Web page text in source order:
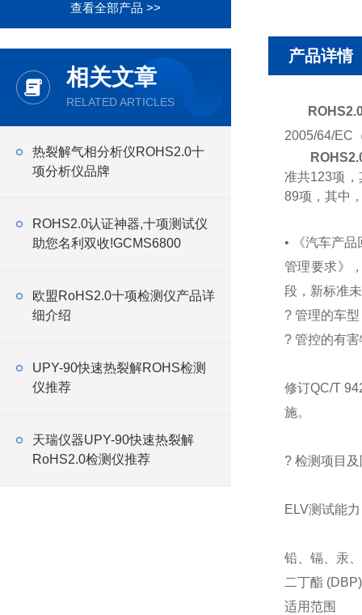
查看全部产品 >>
相关文章
RELATED ARTICLES
热裂解气相分析仪ROHS2.0十
项分析仪品牌
ROHS2.0认证神器,十项测试仪
助您名利双收!GCMS6800
欧盟RoHS2.0十项检测仪产品详
细介绍
UPY-90快速热裂解ROHS检测
仪推荐
天瑞仪器UPY-90快速热裂解
RoHS2.0检测仪推荐
产品详情
2005/64/EC
准共123项
89项，其中
• 《汽车产
管理要求》
段，新标准
? 管理的车
? 管控的有
修订QC/T
施。
? 检测项目
ELV测试能力
铅、镉、汞
二丁酯
适用范围